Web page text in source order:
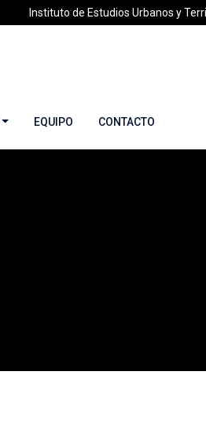
Instituto de Estudios Urbanos y
EQUIPO CONTACTO